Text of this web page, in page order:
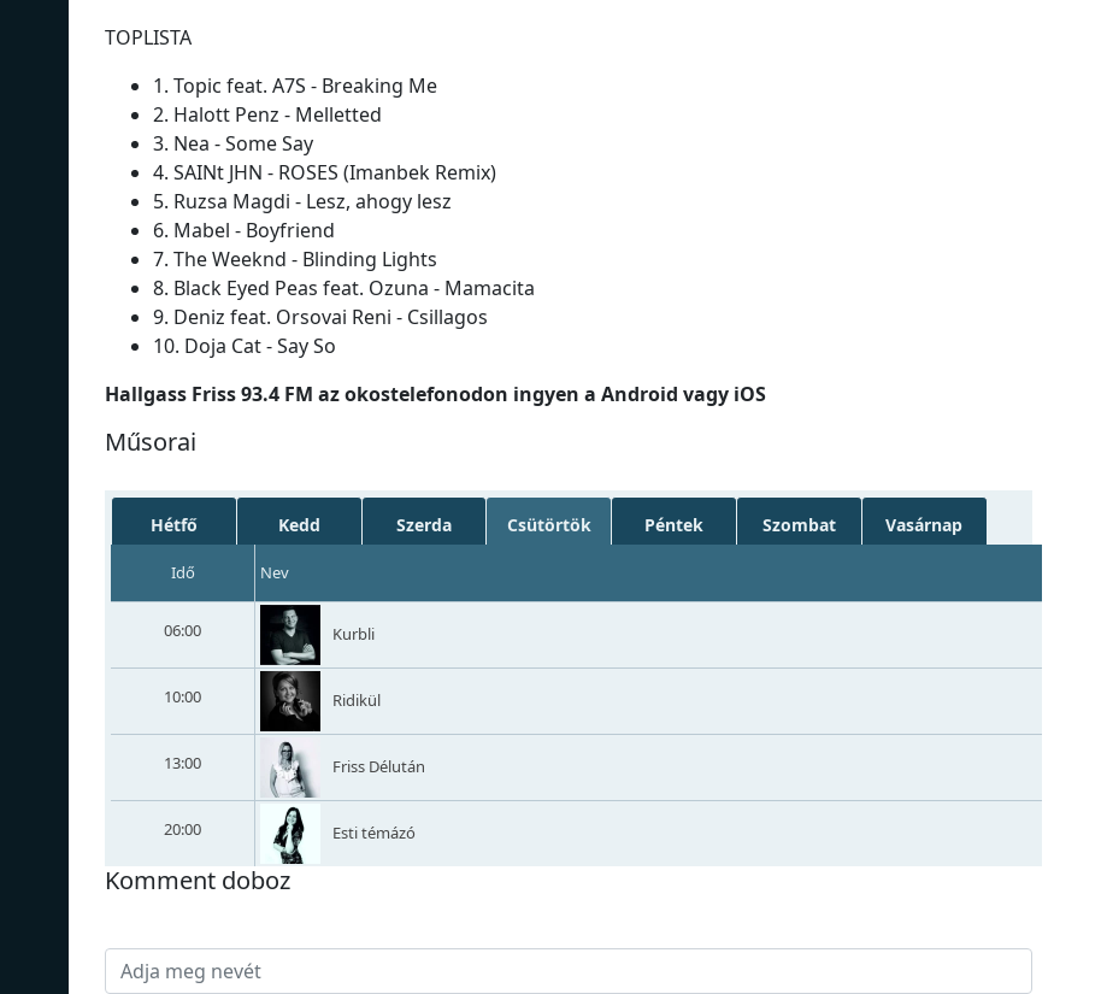
TOPLISTA
1. Topic feat. A7S - Breaking Me
2. Halott Penz - Melletted
3. Nea - Some Say
4. SAINt JHN - ROSES (Imanbek Remix)
5. Ruzsa Magdi - Lesz, ahogy lesz
6. Mabel - Boyfriend
7. The Weeknd - Blinding Lights
8. Black Eyed Peas feat. Ozuna - Mamacita
9. Deniz feat. Orsovai Reni - Csillagos
10. Doja Cat - Say So
Hallgass Friss 93.4 FM az okostelefonodon ingyen a Android vagy iOS
Műsorai
Hétfő Kedd Szerda Csütörtök Péntek Szombat Vasárnap
Idő Nev
06:00 Kurbli
10:00 Ridikül
13:00 Friss Délután
20:00 Esti témázó
Komment doboz